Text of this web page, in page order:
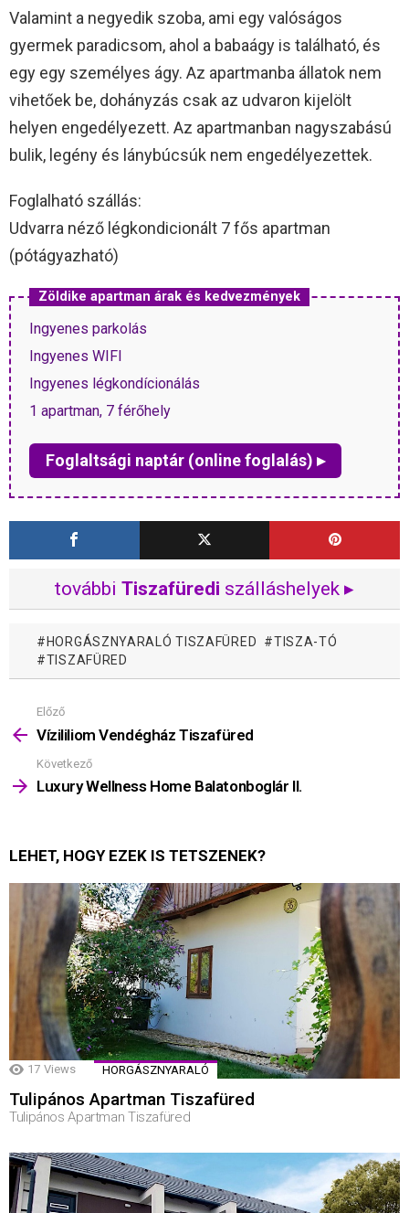
Valamint a negyedik szoba, ami egy valóságos
gyermek paradicsom, ahol a babaágy is található, és
egy egy személyes ágy. Az apartmanba állatok nem
vihetőek be, dohányzás csak az udvaron kijelölt
helyen engedélyezett. Az apartmanban nagyszabású
bulik, legény és lánybúcsúk nem engedélyezettek.
Foglalható szállás:
Udvarra néző légkondicionált 7 fős apartman
(pótágyazható)
Zöldike apartman árak és kedvezmények
Ingyenes parkolás
Ingyenes WIFI
Ingyenes légkondícionálás
1 apartman, 7 férőhely
Foglaltsági naptár (online foglalás) ▸
további Tiszafüredi szálláshelyek ▸
HORGÁSZNYARALÓ TISZAFÜRED
TISZA-TÓ
TISZAFÜRED
Mutass
többet
Előző
Vízililiom Vendégház Tiszafüred
Következő
Luxury Wellness Home Balatonboglár II.
LEHET, HOGY EZEK IS TETSZENEK?
17 Views HORGÁSZNYARALÓ
Tulipános Apartman Tiszafüred
Tulipános Apartman Tiszafüred